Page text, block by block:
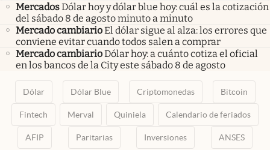
MercadosDólar hoy y dólar blue hoy: cuál es la cotización
del sábado 8 de agosto minuto a minuto
Mercado cambiarioEl dólar sigue al alza: los errores que
conviene evitar cuando todos salen a comprar
Mercado cambiarioDólar hoy: a cuánto cotiza el oficial
en los bancos de la City este sábado 8 de agosto
Dólar Dólar Blue Criptomonedas Bitcoin
Fintech Merval Quiniela Calendario de feriados
AFIP Paritarias Inversiones ANSES